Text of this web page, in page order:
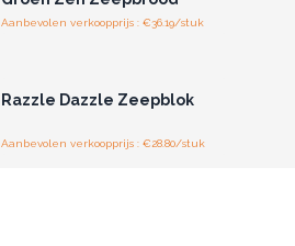
Aanbevolen verkoopprijs : €36.19/stuk
Razzle Dazzle Zeepblok
Aanbevolen verkoopprijs : €28.80/stuk